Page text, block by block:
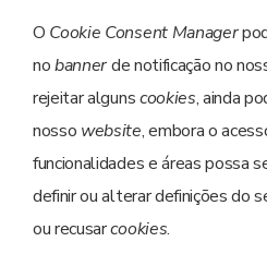
O Cookie Consent Manager
nobannerde notificação no
rejeitar algunscookies, ainda
nosso website, embora o
funcionalidades e áreas possa
definir ou alterar definições do
ou recusarcookies.